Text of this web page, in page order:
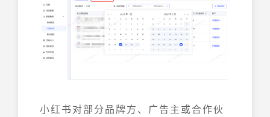
小红书对部分品牌方、广告主或合作伙